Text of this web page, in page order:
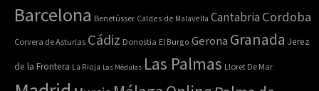
Barcelona Benetússer Caldes de Malavella Cantabria Cordoba
Corvera de Asturias Cádiz Donostia El Burgo Gerona Granada Jerez
de la Frontera La Rioja Las Médulas Las Palmas Lloret De Mar